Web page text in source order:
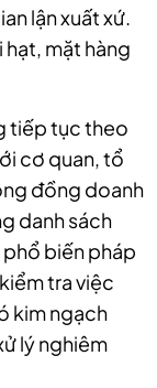
lận xuất xứ.
hạt, mặt hàng
tiếp tục theo
cơ quan, tổ
đồng doanh
danh sách
biến pháp
tra việc
kim ngạch
lý nghiêm